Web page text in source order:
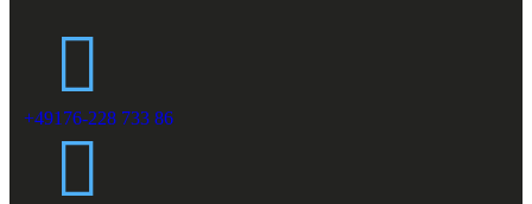
+49176-228 733 86